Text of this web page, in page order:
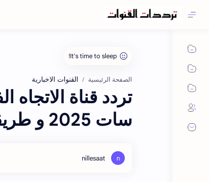
الصفحة الرئيسية القنوات الاخبارية
سات 2025 و طريقة استقبالها على الرسيفر